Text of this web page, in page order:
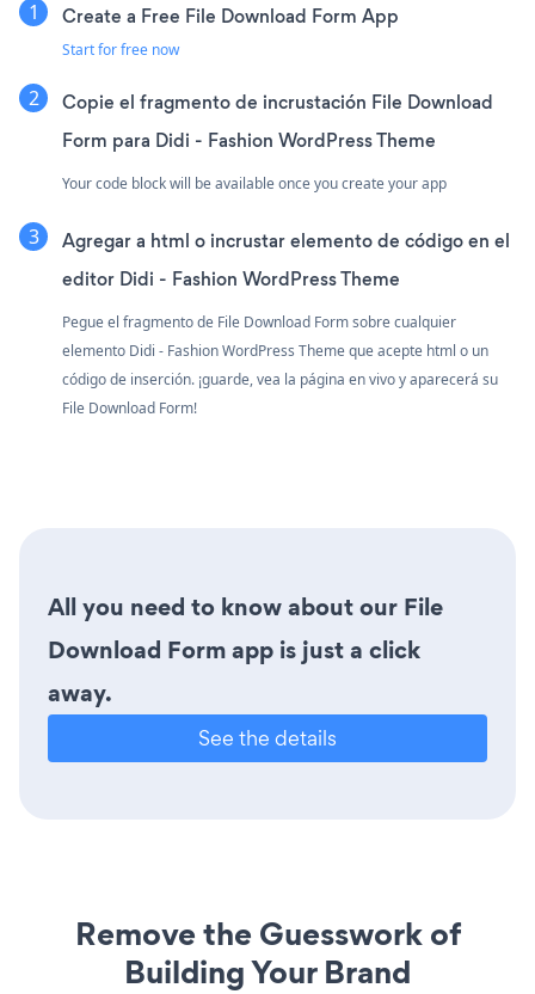
Create a Free File Download Form App
Start for free now
Copie el fragmento de incrustación File Download
Form para Didi - Fashion WordPress Theme
Your code block will be available once you create your app
Agregar a html o incrustar elemento de código en el
editor Didi - Fashion WordPress Theme
Pegue el fragmento de File Download Form sobre cualquier
elemento Didi - Fashion WordPress Theme que acepte html o un
código de inserción. ¡guarde, vea la página en vivo y aparecerá su
File Download Form!
All you need to know about our File
Download Form app is just a click
away.
See the details
Remove the Guesswork of
Building Your Brand